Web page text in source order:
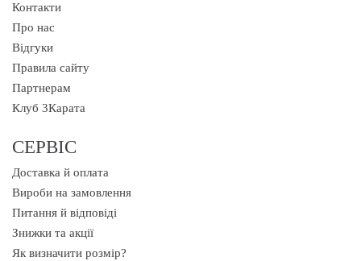
Контакти
Про нас
Відгуки
Правила сайту
Партнерам
Клуб 3Карата
СЕРВІС
Доставка й оплата
Вироби на замовлення
Питання й відповіді
Знижки та акції
Як визначити розмір?